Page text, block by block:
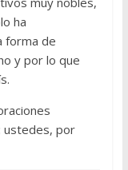
ha
forma de
y por lo que
ustedes, por